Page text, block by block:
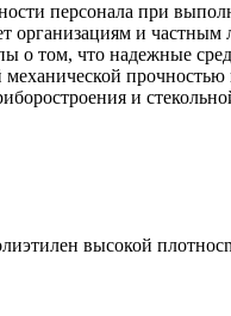
персонала при
и частным
о том, что надежные
и
высокой